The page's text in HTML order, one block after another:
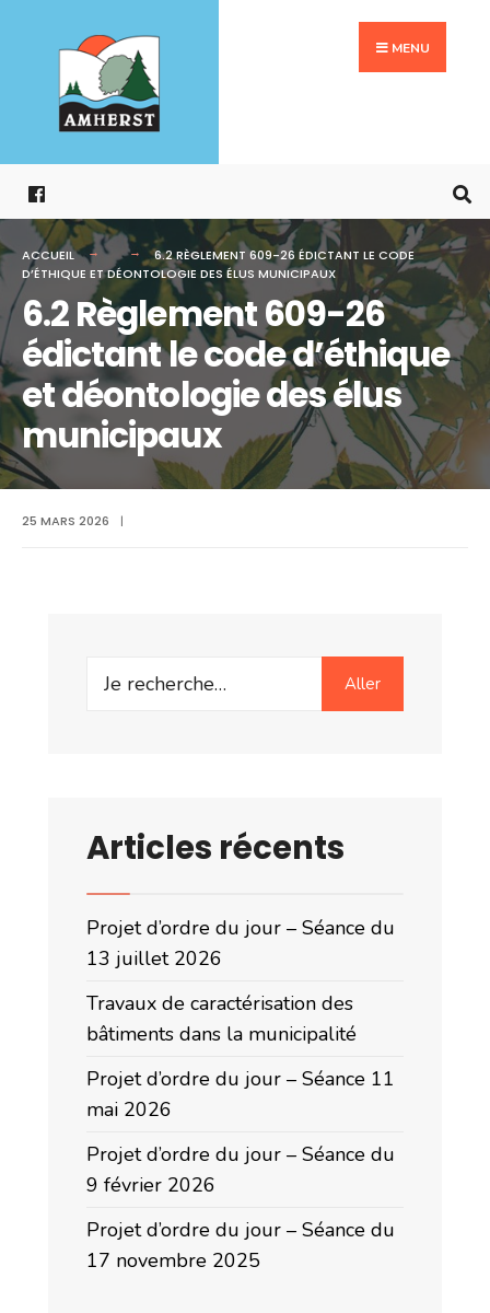
contenu
MENU
ACCUEIL
6.2 RÈGLEMENT 609-26 ÉDICTANT LE CODE
D’ÉTHIQUE ET DÉONTOLOGIE DES ÉLUS MUNICIPAUX
6.2 Règlement 609-26
édictant le code d’éthique
et déontologie des élus
municipaux
25 MARS 2026 |
Search
Aller
Articles récents
Projet d’ordre du jour – Séance du
13 juillet 2026
Travaux de caractérisation des
bâtiments dans la municipalité
Projet d’ordre du jour – Séance 11
mai 2026
Projet d’ordre du jour – Séance du
9 février 2026
Projet d’ordre du jour – Séance du
17 novembre 2025
for: